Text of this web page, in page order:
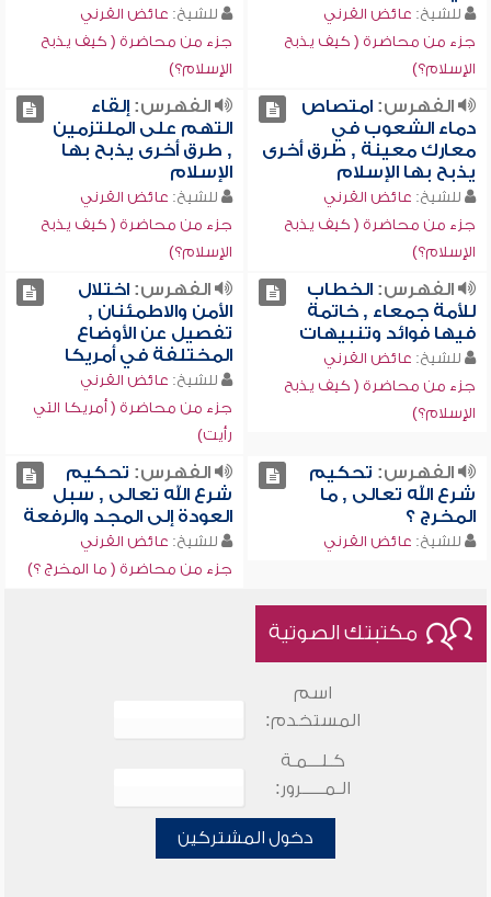
للشيخ: عائض القرني
جزء من محاضرة ( كيف يذبح
الإسلام؟)
للشيخ: عائض القرني
جزء من محاضرة ( كيف يذبح
الإسلام؟)
الفهرس:امتصاص
دماء الشعوب في
معارك معينة , طرق أخرى
يذبح بها الإسلام
للشيخ: عائض القرني
جزء من محاضرة ( كيف يذبح
الإسلام؟)
الفهرس:إلقاء
التهم على الملتزمين
, طرق أخرى يذبح بها
الإسلام
للشيخ: عائض القرني
جزء من محاضرة ( كيف يذبح
الإسلام؟)
الفهرس:الخطاب
للأمة جمعاء , خاتمة
فيها فوائد وتنبيهات
للشيخ: عائض القرني
جزء من محاضرة ( كيف يذبح
الإسلام؟)
الفهرس:اختلال
الأمن والاطمئنان ,
تفصيل عن الأوضاع
المختلفة في أمريكا
للشيخ: عائض القرني
جزء من محاضرة ( أمريكا التي
رأيت)
الفهرس: تحكيم
شرع الله تعالى , ما
المخرج ؟
للشيخ: عائض القرني
الفهرس: تحكيم
شرع الله تعالى , سبل
العودة إلى المجد والرفعة
للشيخ: عائض القرني
جزء من محاضرة ( ما المخرج ؟)
مكتبتك الصوتية
اسم
المستخدم:
كـلـــمـة
الـمـــــرور:
دخول المشتركين